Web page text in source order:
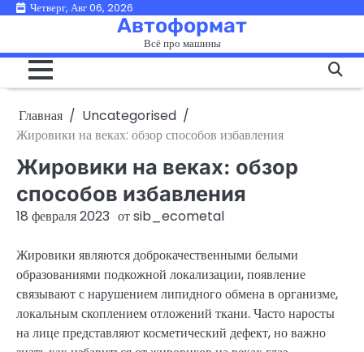
ПерейтиЧетверг, Авг 06, 2026
Автоформат
Всё про машины
Главная
Uncategorised
Жировики на веках: обзор способов избавления
Жировики на веках: обзор
способов избавления
18 февраля 2023 отsib_ecometal
Жировики являются доброкачественными белыми
образованиями подкожной локализации, появление
связывают с нарушением липидного обмена в организме,
локальным скоплением отложений ткани. Часто наросты
на лице представляют косметический дефект, но важно